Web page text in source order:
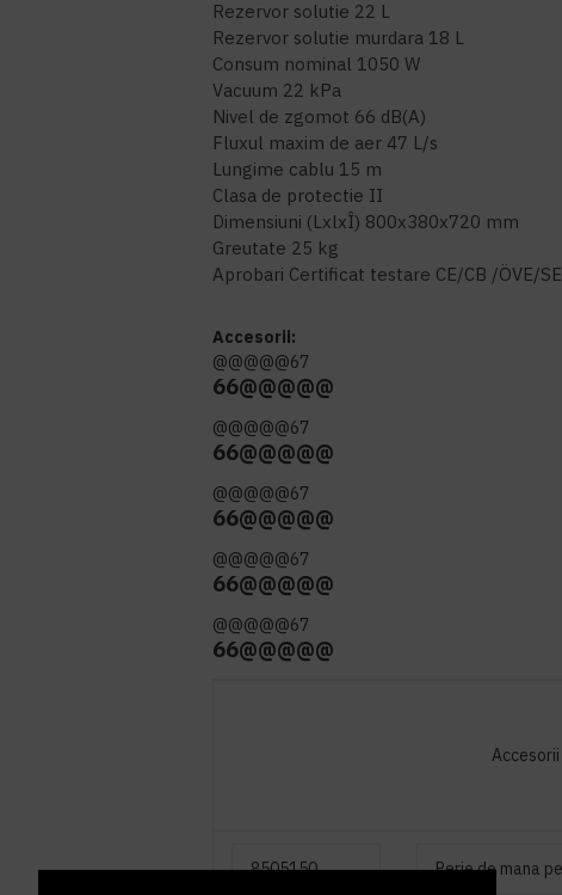
Rezervor solutie 22 L
Rezervor solutie murdara 18 L
Consum nominal 1050 W
Vacuum 22 kPa
Nivel de zgomot 66 dB(A)
Fluxul maxim de aer 47 L/s
Lungime cablu 15 m
Clasa de protectie II
Dimensiuni (LxlxÎ) 800x380x720 mm
Greutate 25 kg
Aprobari Certificat testare CE/CB /ÖVE/
Accesorii:
@@@@@67
66@@@@@
@@@@@67
66@@@@@
@@@@@67
66@@@@@
@@@@@67
66@@@@@
@@@@@67
66@@@@@
Accesorii
8505150 Perie de mana